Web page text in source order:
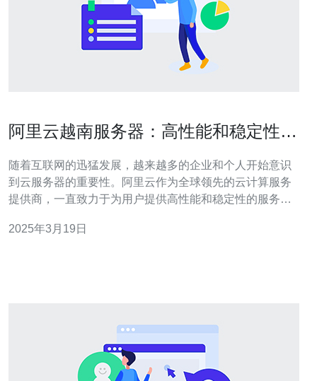
阿里云越南服务器：高性能和稳定性的
随着互联网的迅猛发展，越来越多的企业和个人开始意识
到云服务器的重要性。阿里云作为全球领先的云计算服务
提供商，一直致力于为用户提供高性能和稳定性的服务
阿里云越南服务器采用了先进的硬件技术和优化的网络架
2025年3月19日